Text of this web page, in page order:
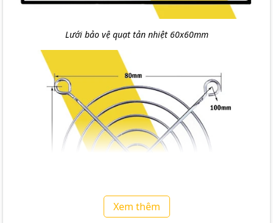
Lưới bảo vệ quạt tản nhiệt 60x60mm
Xem thêm